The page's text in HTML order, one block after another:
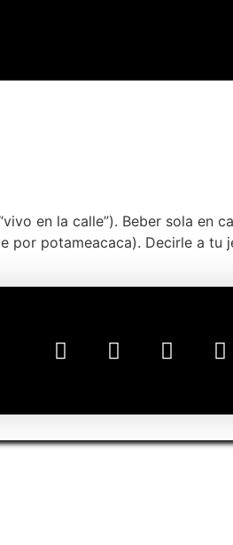
en la calle”). Beber sola en
por potameacaca). Decirle a tu